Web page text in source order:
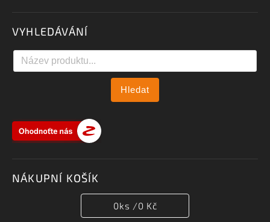
VYHLEDÁVÁNÍ
Hledat
NÁKUPNÍ KOŠÍK
0ks /0 Kč